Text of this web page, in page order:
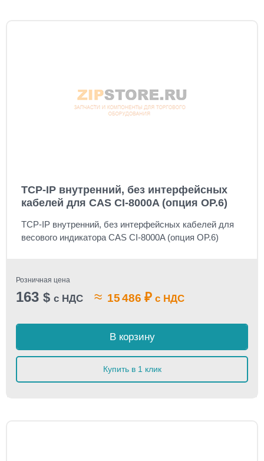
TCP-IP внутренний, без интерфейсных
кабелей для CAS CI-8000A (опция OP.6)
TCP-IP внутренний, без интерфейсных кабелей для
весового индикатора CAS CI-8000A (опция OP.6)
Розничная цена
163 $ с НДС ≈ 15 486 ₽ с НДС
В корзину
Купить в 1 клик